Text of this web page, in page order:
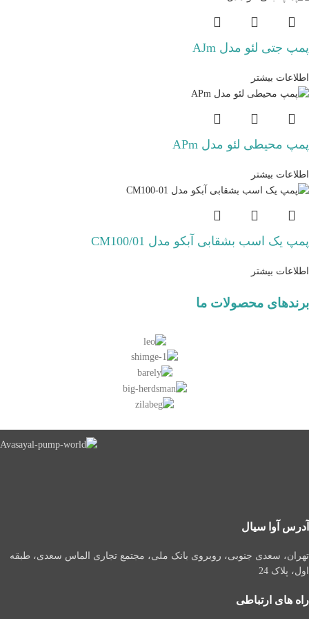
پمپ جتی لئو مدل AJm
اطلاعات بیشتر
پمپ محیطی لئو مدل APm
اطلاعات بیشتر
پمپ یک اسب بشقابی آبکو مدل CM100/01
اطلاعات بیشتر
برندهای محصولات ما
آدرس آوا سیال
تهران، سعدی جنوبی، روبروی بانک ملی، مجتمع تجاری الماس سعدی، طبقه
اول، پلاک 24
راه های ارتباطی